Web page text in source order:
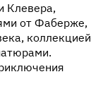
Клевера,
от Фаберже,
коллекцией